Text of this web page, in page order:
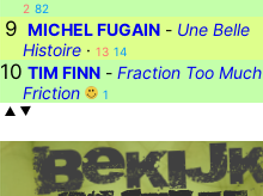
2 82
9 MICHEL FUGAIN - Une Belle
Histoire · 13 14
10 TIM FINN - Fraction Too Much
Friction
1